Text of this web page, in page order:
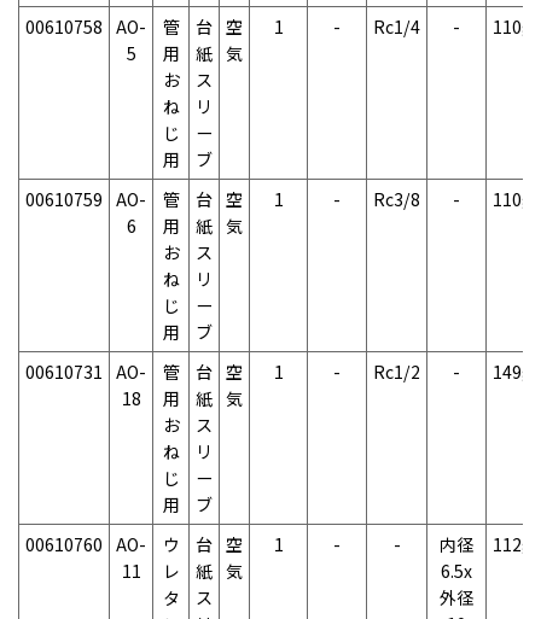
00610758 AO-
5
管
用
お
ね
じ
用
台
紙
ス
リ
ー
ブ
空
気
1 - Rc1/4 - 110g
00610759 AO-
6
管
用
お
ね
じ
用
台
紙
ス
リ
ー
ブ
空
気
1 - Rc3/8 - 110g
00610731 AO-
18
管
用
お
ね
じ
用
台
紙
ス
リ
ー
ブ
空
気
1 - Rc1/2 - 149g
00610760 AO-
11
ウ
レ
タ
台
紙
ス
空
気
1 - -
内径
6.5x
外径
112g